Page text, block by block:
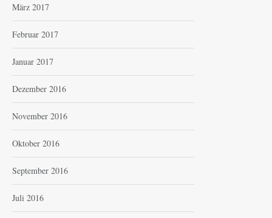
März 2017
Februar 2017
Januar 2017
Dezember 2016
November 2016
Oktober 2016
September 2016
Juli 2016